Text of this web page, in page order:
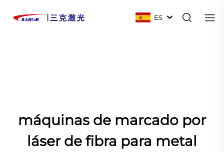
ES
máquinas de marcado por
láser de fibra para metal